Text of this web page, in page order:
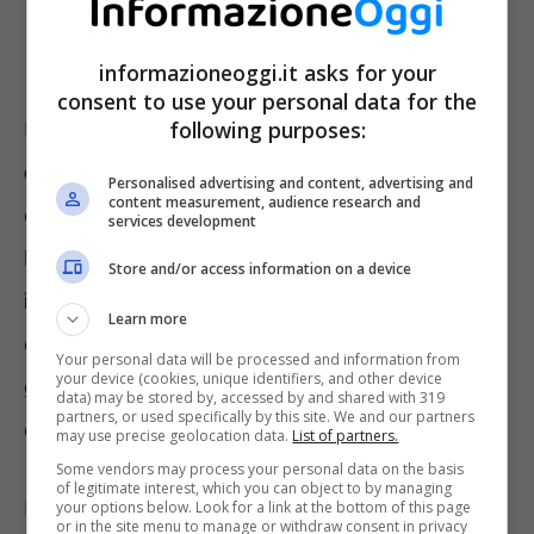
I permessi con legge 104possono essere di
ore al giorno o di 3 giorni al mese
. Possono
essere frazionati anche in ore. Però i
lavoratori con un figlio con disabilità di
inferiore ai 3 anni
di permesso giornaliero. In alternativa, 3
giorni di permesso mensile frazionabili in ore
e il prolungamento del congedo parentale.
Invece, con un figlio disabile di età compresa
informazioneoggi.it asks for your
consent to use your personal data for the
following purposes:
Personalised advertising and content, advertising and
content measurement, audience research and
services development
Store and/or access information on a device
Learn more
Your personal data will be processed and information from
your device (cookies, unique identifiers, and other device
data) may be stored by, accessed by and shared with 319
partners, or used specifically by this site. We and our partners
may use precise geolocation data. List of partners.
Some vendors may process your personal data on the basis
of legitimate interest, which you can object to by managing
your options below. Look for a link at the bottom of this page
or in the site menu to manage or withdraw consent in privacy